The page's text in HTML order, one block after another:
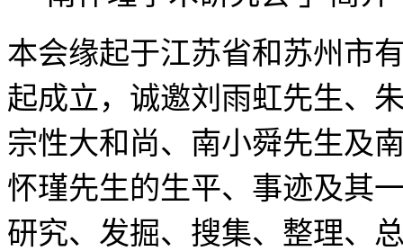
本会缘起于江苏省和苏州市
起成立，诚邀刘雨虹先生、
宗性大和尚、南小舜先生及
怀瑾先生的生平、事迹及其
研究、发掘、搜集、整理、